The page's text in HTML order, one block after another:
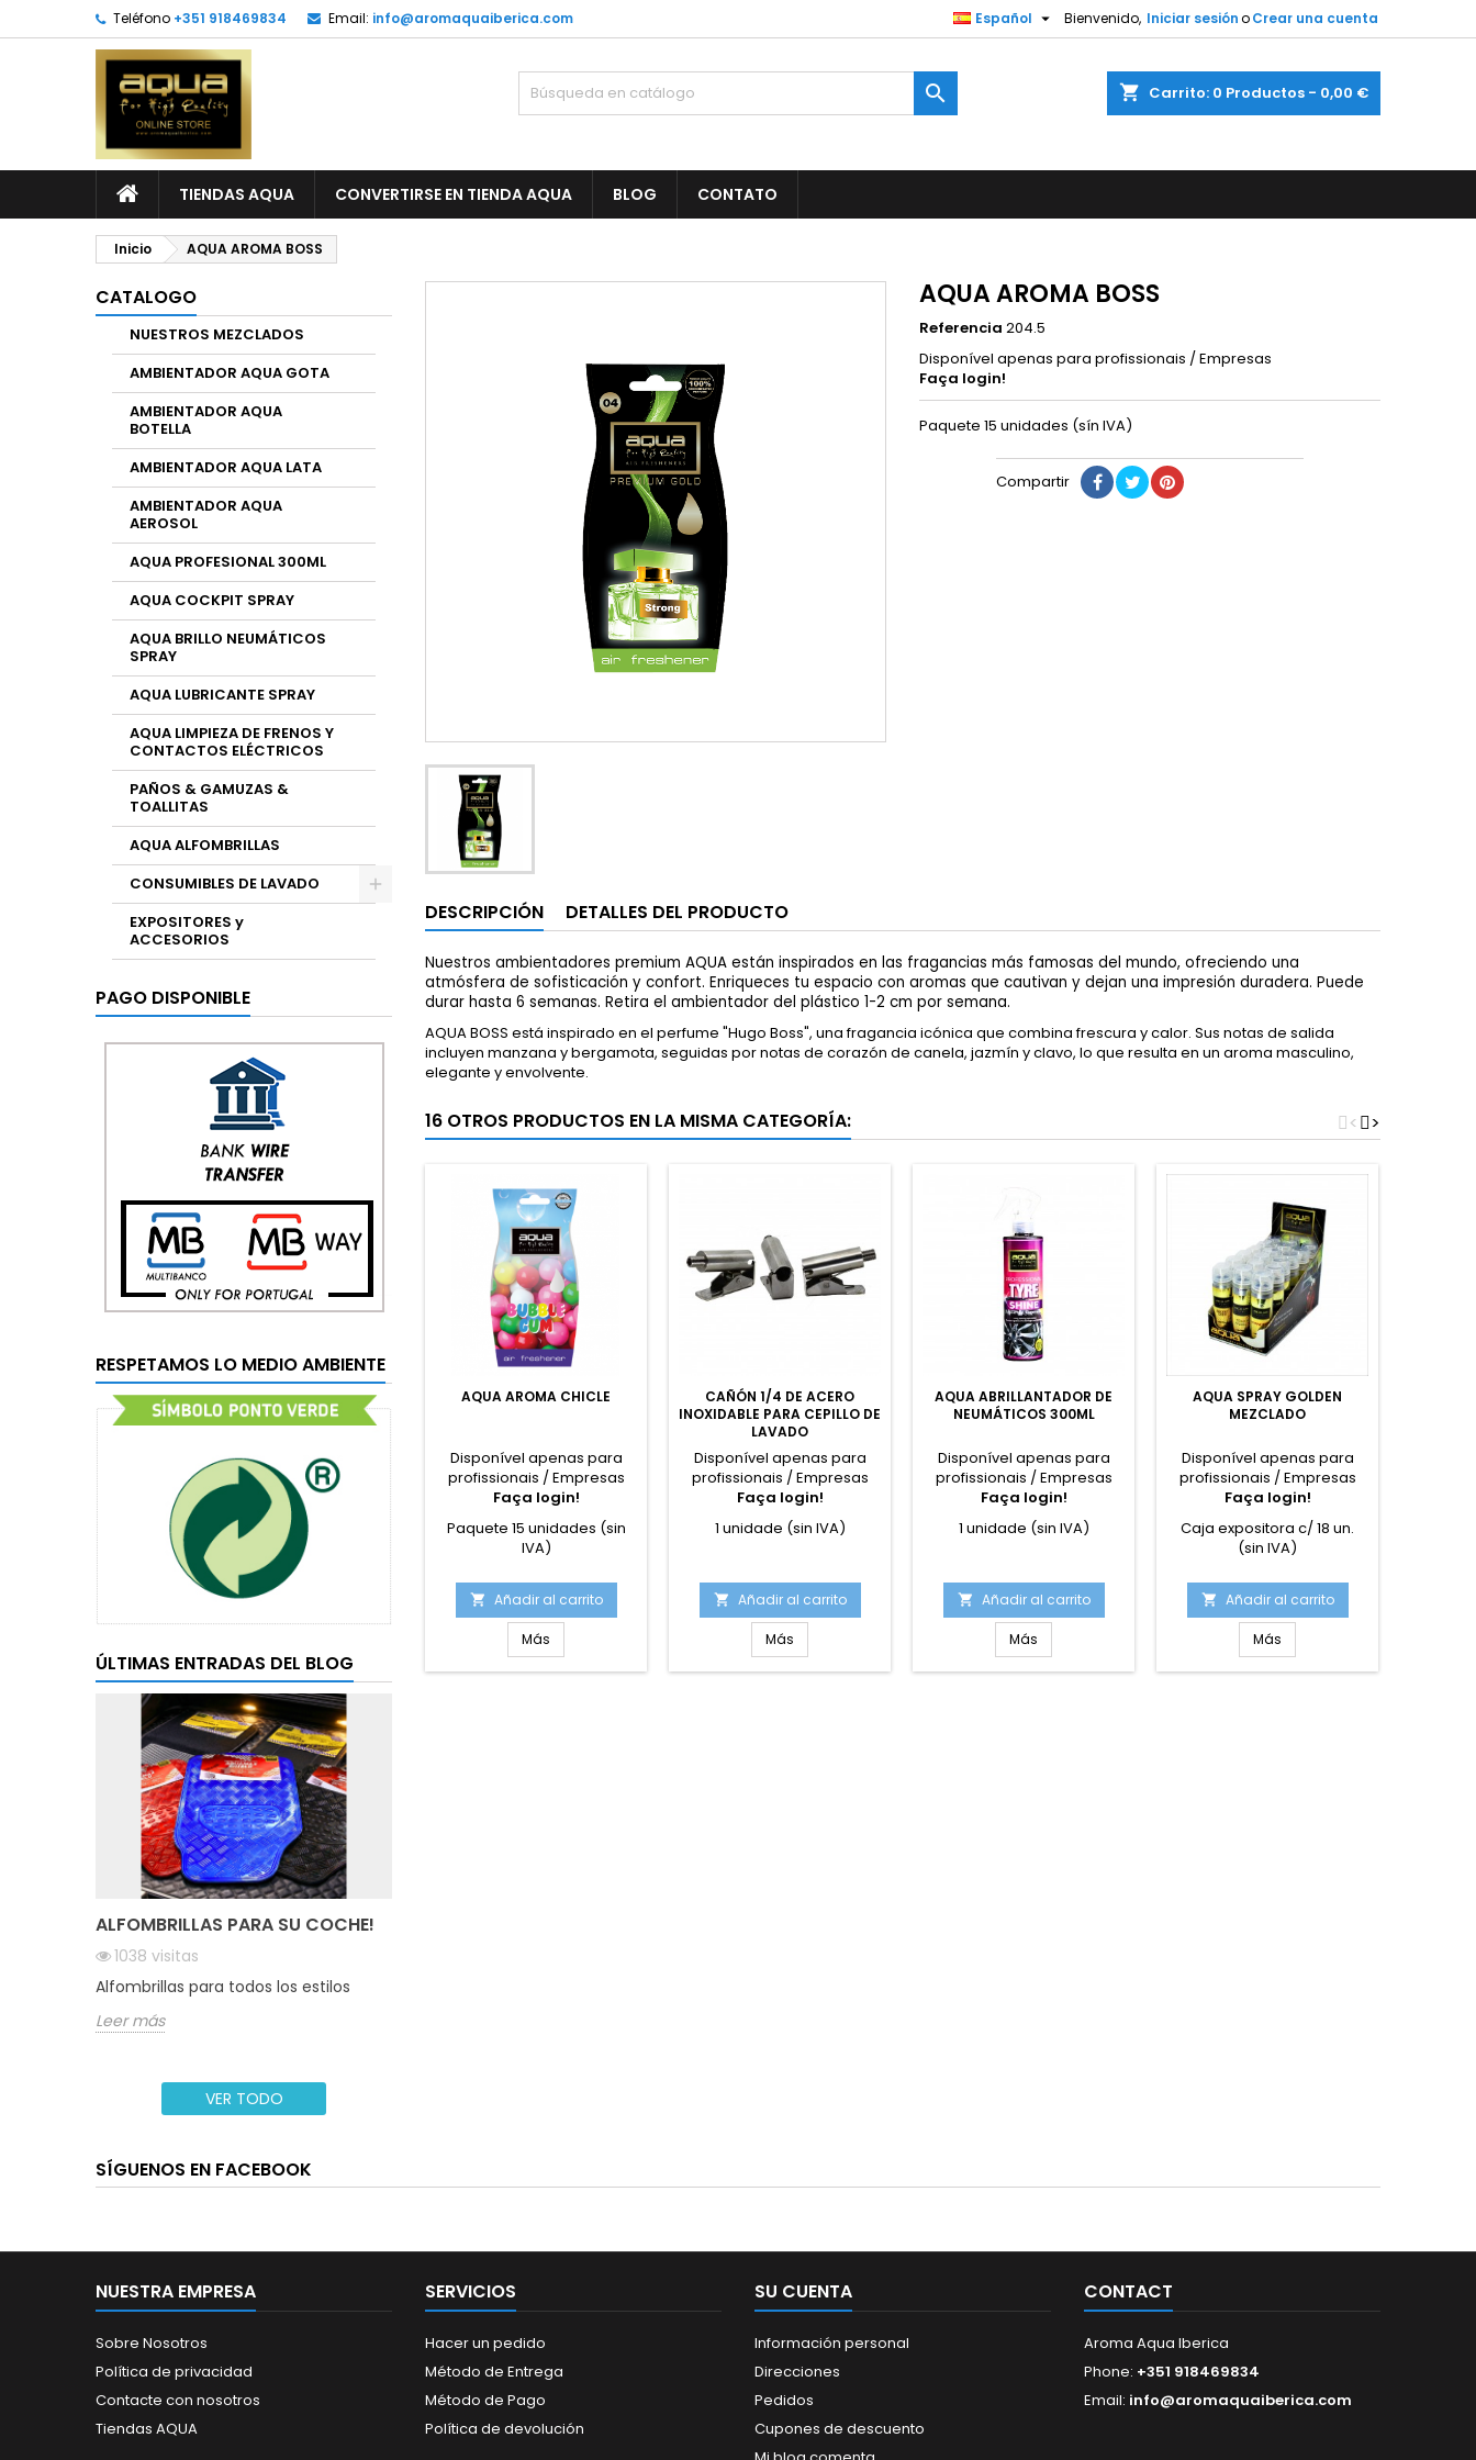
Teléfono +351 918469834 Email: info@aromaquaiberica.com Bienvenido, Iniciar sesiónoCrear una cuenta
Español 
shopping_cart Carrito: 0 Productos - 0,00 €

TIENDAS AQUA CONVERTIRSE EN TIENDA AQUA BLOG CONTATO
Inicio AQUA AROMA BOSS
CATALOGO
NUESTROS MEZCLADOS
AMBIENTADOR AQUA GOTA
AMBIENTADOR AQUA
BOTELLA
AMBIENTADOR AQUA LATA
AMBIENTADOR AQUA
AEROSOL
AQUA PROFESIONAL 300ML
AQUA COCKPIT SPRAY
AQUA BRILLO NEUMÁTICOS
SPRAY
AQUA LUBRICANTE SPRAY
AQUA LIMPIEZA DE FRENOS Y
CONTACTOS ELÉCTRICOS
PAÑOS & GAMUZAS &
TOALLITAS
AQUA ALFOMBRILLAS
CONSUMIBLES DE LAVADO
EXPOSITORES y
ACCESORIOS
PAGO DISPONIBLE
RESPETAMOS LO MEDIO AMBIENTE
ÚLTIMAS ENTRADAS DEL BLOG
ALFOMBRILLAS PARA SU COCHE!
1038 visitas
Alfombrillas para todos los estilos
Leer más
VER TODO
AQUA AROMA BOSS
Referencia 204.5
Disponível apenas para profissionais / Empresas
Faça login!
Paquete 15 unidades (sín IVA)
Compartir
DESCRIPCIÓN DETALLES DEL PRODUCTO
Nuestros ambientadores premium AQUA están inspirados en las fragancias más famosas del mundo, ofreciendo una
atmósfera de sofisticación y confort. Enriqueces tu espacio con aromas que cautivan y dejan una impresión duradera. Puede
durar hasta 6 semanas. Retira el ambientador del plástico 1-2 cm por semana.
AQUA BOSS está inspirado en el perfume "Hugo Boss", una fragancia icónica que combina frescura y calor. Sus notas de salida
incluyen manzana y bergamota, seguidas por notas de corazón de canela, jazmín y clavo, lo que resulta en un aroma masculino,
elegante y envolvente.
16 OTROS PRODUCTOS EN LA MISMA CATEGORÍA: >
<
AQUA AROMA CHICLE
Disponível apenas para
profissionais / Empresas
Faça login!
Paquete 15 unidades (sin
IVA)
 Añadir al carrito
Más
CAÑÓN 1/4 DE ACERO
INOXIDABLE PARA CEPILLO DE
LAVADO
Disponível apenas para
profissionais / Empresas
Faça login!
1 unidade (sin IVA)
 Añadir al carrito
Más
AQUA ABRILLANTADOR DE
NEUMÁTICOS 300ML
Disponível apenas para
profissionais / Empresas
Faça login!
1 unidade (sin IVA)
 Añadir al carrito
Más
AQUA SPRAY GOLDEN
MEZCLADO
Disponível apenas para
profissionais / Empresas
Faça login!
Caja expositora c/ 18 un.
(sin IVA)
 Añadir al carrito
Más
SÍGUENOS EN FACEBOOK
NUESTRA EMPRESA
Sobre Nosotros
Política de privacidad
Contacte con nosotros
Tiendas AQUA
SERVICIOS
Hacer un pedido
Método de Entrega
Método de Pago
Política de devolución
SU CUENTA
Información personal
Direcciones
Pedidos
Cupones de descuento
CONTACT
Aroma Aqua Iberica
Phone: +351 918469834
Email: info@aromaquaiberica.com